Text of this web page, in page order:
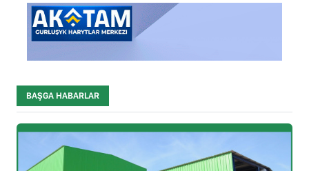
BAŞGA HABARLAR